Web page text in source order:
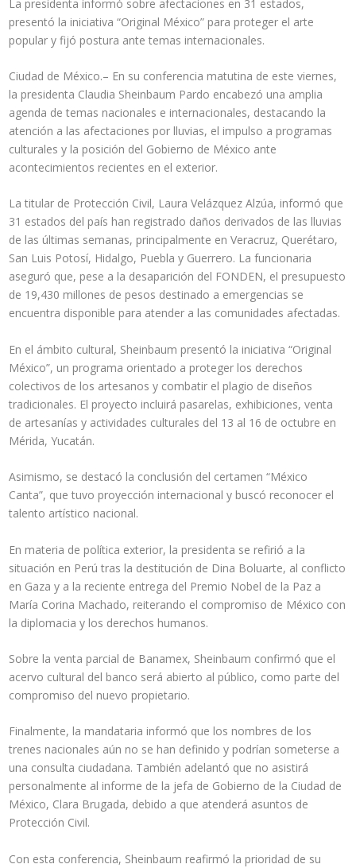
La presidenta informó sobre afectaciones en 31 estados,
presentó la iniciativa “Original México” para proteger el arte
popular y fijó postura ante temas internacionales.
Ciudad de México.– En su conferencia matutina de este viernes,
la presidenta Claudia Sheinbaum Pardo encabezó una amplia
agenda de temas nacionales e internacionales, destacando la
atención a las afectaciones por lluvias, el impulso a programas
culturales y la posición del Gobierno de México ante
acontecimientos recientes en el exterior.
La titular de Protección Civil, Laura Velázquez Alzúa, informó que
31 estados del país han registrado daños derivados de las lluvias
de las últimas semanas, principalmente en Veracruz, Querétaro,
San Luis Potosí, Hidalgo, Puebla y Guerrero. La funcionaria
aseguró que, pese a la desaparición del FONDEN, el presupuesto
de 19,430 millones de pesos destinado a emergencias se
encuentra disponible para atender a las comunidades afectadas.
En el ámbito cultural, Sheinbaum presentó la iniciativa “Original
México”, un programa orientado a proteger los derechos
colectivos de los artesanos y combatir el plagio de diseños
tradicionales. El proyecto incluirá pasarelas, exhibiciones, venta
de artesanías y actividades culturales del 13 al 16 de octubre en
Mérida, Yucatán.
Asimismo, se destacó la conclusión del certamen “México
Canta”, que tuvo proyección internacional y buscó reconocer el
talento artístico nacional.
En materia de política exterior, la presidenta se refirió a la
situación en Perú tras la destitución de Dina Boluarte, al conflicto
en Gaza y a la reciente entrega del Premio Nobel de la Paz a
María Corina Machado, reiterando el compromiso de México con
la diplomacia y los derechos humanos.
Sobre la venta parcial de Banamex, Sheinbaum confirmó que el
acervo cultural del banco será abierto al público, como parte del
compromiso del nuevo propietario.
Finalmente, la mandataria informó que los nombres de los
trenes nacionales aún no se han definido y podrían someterse a
una consulta ciudadana. También adelantó que no asistirá
personalmente al informe de la jefa de Gobierno de la Ciudad de
México, Clara Brugada, debido a que atenderá asuntos de
Protección Civil.
Con esta conferencia, Sheinbaum reafirmó la prioridad de su